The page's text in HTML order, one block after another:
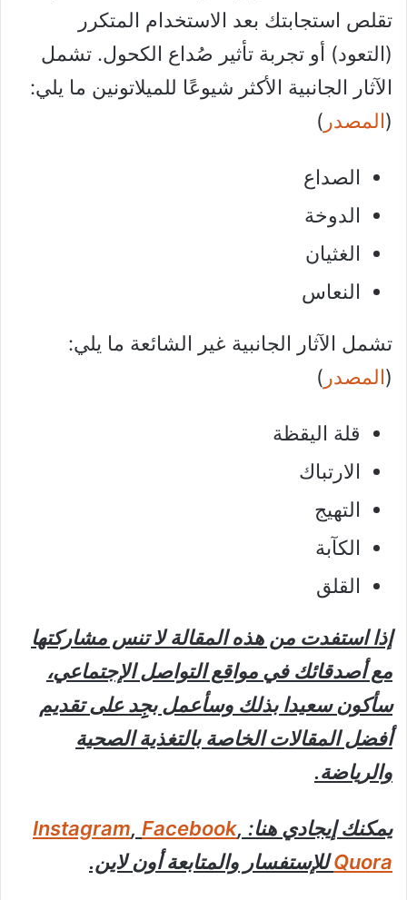
تقلص استجابتك بعد الاستخدام المتكرر
(التعود) أو تجربة تأثير صُداع الكحول. تشمل
الآثار الجانبية الأكثر شيوعًا للميلاتونين ما يلي:
(المصدر )
الصداع
الدوخة
الغثيان
النعاس
تشمل الآثار الجانبية غير الشائعة ما يلي:
(المصدر )
قلة اليقظة
الارتباك
التهيج
الكآبة
القلق
إذا استفدت من هذه المقالة لا تنس مشاركتها
مع أصدقائك في مواقع التواصل الإجتماعي،
سأكون سعيدا بذلك وسأعمل بجِِد على تقديم
أفضل المقالات الخاصة بالتغذية الصحية
والرياضة.
يمكنك إيجادي هنا: Instagram, Facebook,
Quoraللإستفسار والمتابعة أون لاين.